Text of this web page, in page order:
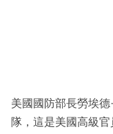
區
美國國防部長勞埃
隊，這是美國高級